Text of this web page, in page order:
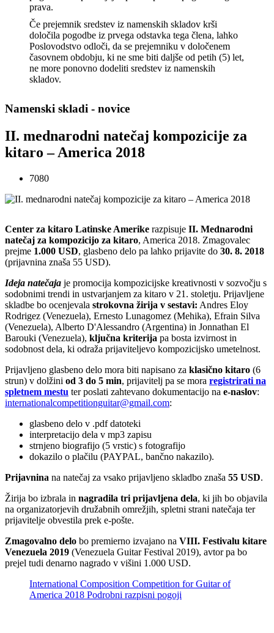
prava.
Če prejemnik sredstev iz namenskih skladov krši
določila pogodbe iz prvega odstavka tega člena, lahko
Poslovodstvo odloči, da se prejemniku v določenem
časovnem obdobju, ki ne sme biti daljše od petih (5) let,
ne more ponovno dodeliti sredstev iz namenskih
skladov.
Namenski skladi - novice
II. mednarodni natečaj kompozicije za
kitaro – America 2018
7080
Center za kitaro Latinske Amerike razpisuje II. Mednarodni
natečaj za kompozicijo za kitaro, America 2018. Zmagovalec
prejme 1.000 USD, glasbeno delo pa lahko prijavite do 30. 8. 2018
(prijavnina znaša 55 USD).
Ideja natečaja je promocija kompozicijske kreativnosti v sozvočju s
sodobnimi trendi in ustvarjanjem za kitaro v 21. stoletju. Prijavljene
skladbe bo ocenjevala strokovna žirija v sestavi: Andres Eloy
Rodrigez (Venezuela), Ernesto Lunagomez (Mehika), Efrain Silva
(Venezuela), Alberto D'Alessandro (Argentina) in Jonnathan El
Barouki (Venezuela), ključna kriterija pa bosta izvirnost in
sodobnost dela, ki odraža prijaviteljevo kompozicijsko umetelnost.
Prijavljeno glasbeno delo mora biti napisano za klasično kitaro (6
strun) v dolžini od 3 do 5 min, prijavitelj pa se mora registrirati na
spletnem mestu ter poslati zahtevano dokumentacijo na e-naslov:
internationalcompetitionguitar@gmail.com:
glasbeno delo v .pdf datoteki
interpretacijo dela v mp3 zapisu
strnjeno biografijo (5 vrstic) s fotografijo
dokazilo o plačilu (PAYPAL, bančno nakazilo).
Prijavnina na natečaj za vsako prijavljeno skladbo znaša 55 USD.
Žirija bo izbrala in nagradila tri prijavljena dela, ki jih bo objavila
na organizatorjevih družabnih omrežjih, spletni strani natečaja ter
prijavitelje obvestila prek e-pošte.
Zmagovalno delo bo premierno izvajano na VIII. Festivalu kitare
Venezuela 2019 (Venezuela Guitar Festival 2019), avtor pa bo
prejel tudi denarno nagrado v višini 1.000 USD.
International Composition Competition for Guitar of
America 2018 Podrobni razpisni pogoji